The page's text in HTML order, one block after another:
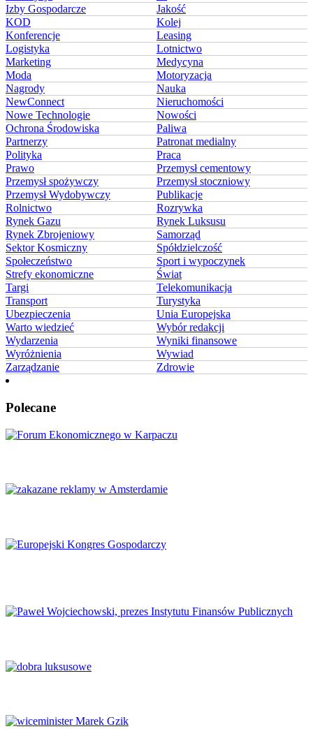
Izby Gospodarcze
Jakość
KOD
Kolej
Konferencje
Leasing
Logistyka
Lotnictwo
Marketing
Medycyna
Moda
Motoryzacja
Nagrody
Nauka
NewConnect
Nieruchomości
Nowe Technologie
Nowości
Ochrona Środowiska
Paliwa
Partnerzy
Patronat medialny
Polityka
Praca
Prawo
Przemysł cementowy
Przemysł spożywczy
Przemysł stoczniowy
Przemysł Wydobywczy
Publikacje
Rolnictwo
Rozrywka
Rynek Gazu
Rynek Luksusu
Rynek Zbrojeniowy
Samorząd
Sektor Kosmiczny
Spółdzielczość
Społeczeństwo
Sport i wypoczynek
Strefy ekonomiczne
Świat
Targi
Telekomunikacja
Transport
Turystyka
Ubezpieczenia
Unia Europejska
Warto wiedzieć
Wybór redakcji
Wydarzenia
Wyniki finansowe
Wyróżnienia
Wywiad
Zarządzanie
Zdrowie
Polecane